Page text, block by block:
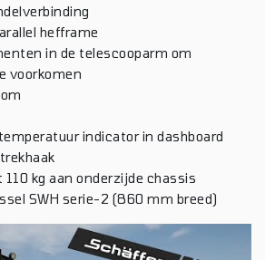
hefframe
in de telescooparm om
voorkomen
indicator in dashboard
kg aan onderzijde chassis
SWH serie-2 (860 mm breed)